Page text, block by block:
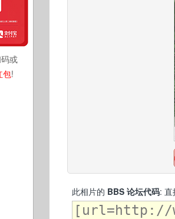
或
包!
此相片的 BBS 论坛代码: 直